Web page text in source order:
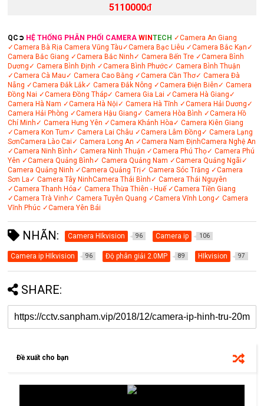
5110000đ
QC➲ HỆ THỐNG PHÂN PHỐI CAMERA WINTECH ✓Camera An Giang
✓Camera Bà Rịa Camera Vũng Tàu ✓Camera Bạc Liêu ✓Camera Bắc Kạn ✓
Camera Bắc Giang ✓Camera Bắc Ninh ✓ Camera Bến Tre ✓Camera Bình
Dương ✓ Camera Bình Định ✓Camera Bình Phước✓ Camera Bình Thuận
✓Camera Cà Mau ✓ Camera Cao Bằng ✓Camera Cần Thơ✓ Camera Đà
Nẵng ✓Camera Đắk Lắk✓ Camera Đắk Nông ✓Camera Điện Biên ✓ Camera
Đồng Nai ✓Camera Đồng Tháp✓ Camera Gia Lai ✓Camera Hà Giang ✓
Camera Hà Nam ✓Camera Hà Nội ✓ Camera Hà Tĩnh ✓Camera Hải Dương ✓
Camera Hải Phòng ✓Camera Hậu Giang ✓ Camera Hòa Bình ✓Camera Hồ
Chí Minh ✓ Camera Hưng Yên ✓Camera Khánh Hòa ✓ Camera Kiên Giang
✓Camera Kon Tum ✓ Camera Lai Châu ✓Camera Lâm Đồng ✓ Camera Lạng
SơnCamera Lào Cai ✓ Camera Long An ✓Camera Nam ĐịnhCamera Nghệ An
✓Camera Ninh Bình ✓ Camera Ninh Thuận ✓Camera Phú Thọ✓ Camera Phú
Yên ✓Camera Quảng Bình ✓ Camera Quảng Nam ✓Camera Quảng Ngãi ✓
Camera Quảng Ninh ✓Camera Quảng Trị ✓ Camera Sóc Trăng ✓Camera
Sơn La ✓ Camera Tây NinhCamera Thái Bình ✓ Camera Thái Nguyên
✓Camera Thanh Hóa ✓ Camera Thừa Thiên - Huế ✓Camera Tiền Giang
✓Camera Trà Vinh ✓ Camera Tuyên Quang ✓Camera Vĩnh Long ✓ Camera
Vĩnh Phúc ✓Camera Yên Bái
NHÃN: Camera HIkvision 96 Camera ip 106
Camera ip HIkvision 96 Độ phân giải 2.0MP 89 HIkvision 97
SHARE:
Đề xuất cho bạn